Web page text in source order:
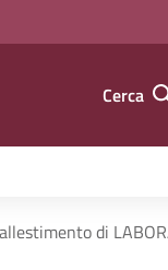
Cerca
di